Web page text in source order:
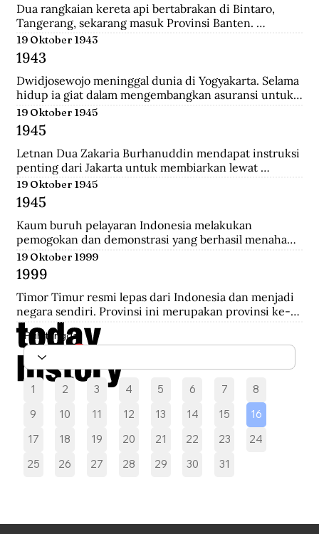
Pilih tanggal
1 2 3 4 5 6 7
8
9
10 11 12 13 14 15
16
17
18 19 20 21 22 23
24
25
26 27 28 29 30 31
Dua rangkaian kereta api bertabrakan di Bintaro,
Tangerang, sekarang masuk Provinsi Banten.
Lokomotif dan gerbong pertama masing-masing
kereta hancur-lebur. Ratusan penumpang tewas
mengenaskan. Suara tabrakan terdengar hingga
beberapa belas meter. Kecelakaan kereta terburuk
sepanjang sejarah Indonesia. Kecelakaan ini terjadi
Senin pagi, sekira jam tujuh. Waktu padat penumpang
untuk Kereta api (KA) 225 trayek Rangkasbitung—
Jakarta Kota. Kereta ini mengangkut 1.887
penumpang.
19 Oktober 1943
1943
Dwidjosewojo meninggal dunia di Yogyakarta. Selama
hidup ia giat dalam mengembangkan asuransi untuk
anak negeri. Hingga OL Mij Boemipoetera dan
Merdika sebagai usaha asuransi mendapat pengakuan
badan hukum.
19 Oktober 1945
1945
Letnan Dua Zakaria Burhanuddin mendapat instruksi
penting dari Jakarta untuk membiarkan lewat
serangkaian kereta api memuat 90 Kaigun (Angkatan
Laut Jepang) yang akan melintasi Stasiun Bekasi.
Namun saat tiba, rakyat dan pejuang Bekasi langsung
melakukan pengepungan hingga terjadi penembakan
yang akhirnya saling serbu.
19 Oktober 1945
1945
Kaum buruh pelayaran Indonesia melakukan
pemogokan dan demonstrasi yang berhasil menahan
sebelas kapal Belanda di Pelabuhan New York yang
akan mengangkut perlengkapan perang yang
diperoleh dari Pemerintah AS.
19 Oktober 1999
1999
Timor Timur resmi lepas dari Indonesia dan menjadi
negara sendiri. Provinsi ini merupakan provinsi ke-27
Indonesia selama 24 tahun.